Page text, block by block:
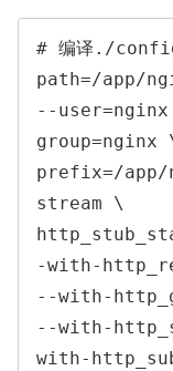
# 编译./
path=/app/
--
prefix=/
stream \
-with-
--with-
--with-
with-